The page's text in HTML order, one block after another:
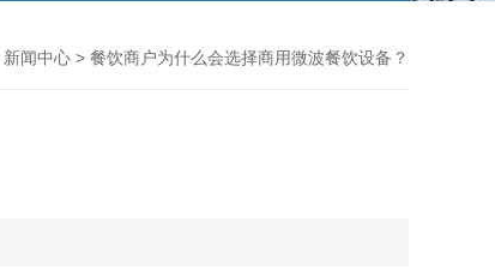
新闻中心 > 餐饮商户为什么会选择商用微波餐饮设备？